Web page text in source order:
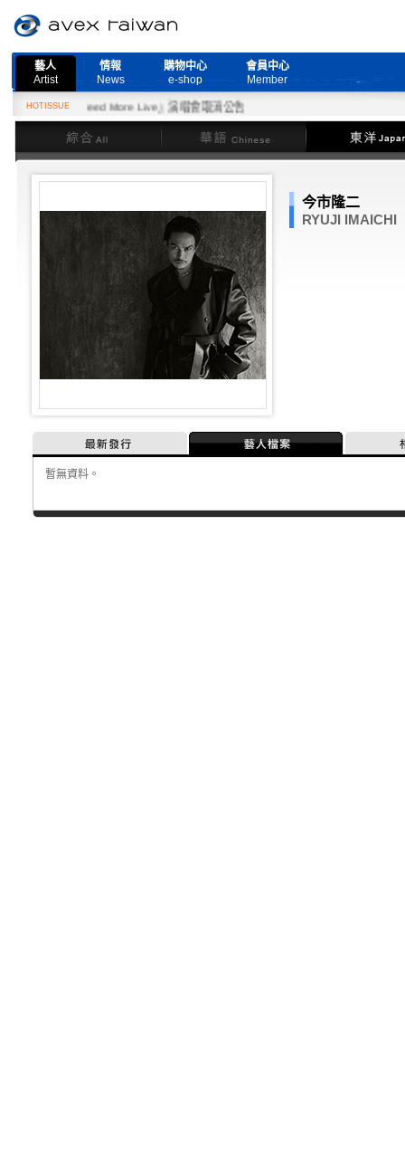
藝人
Artist
情報
News
購物中心
e-shop
會員中心
Member
HOTISSUE
日『Need More Live』演唱會取消公告
綜合
華語 東洋
今市隆二
RYUJI IMAICHI
最新發行 藝人檔案
暫無資料。